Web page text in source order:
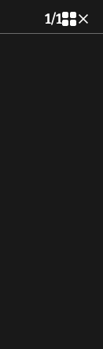
1/1